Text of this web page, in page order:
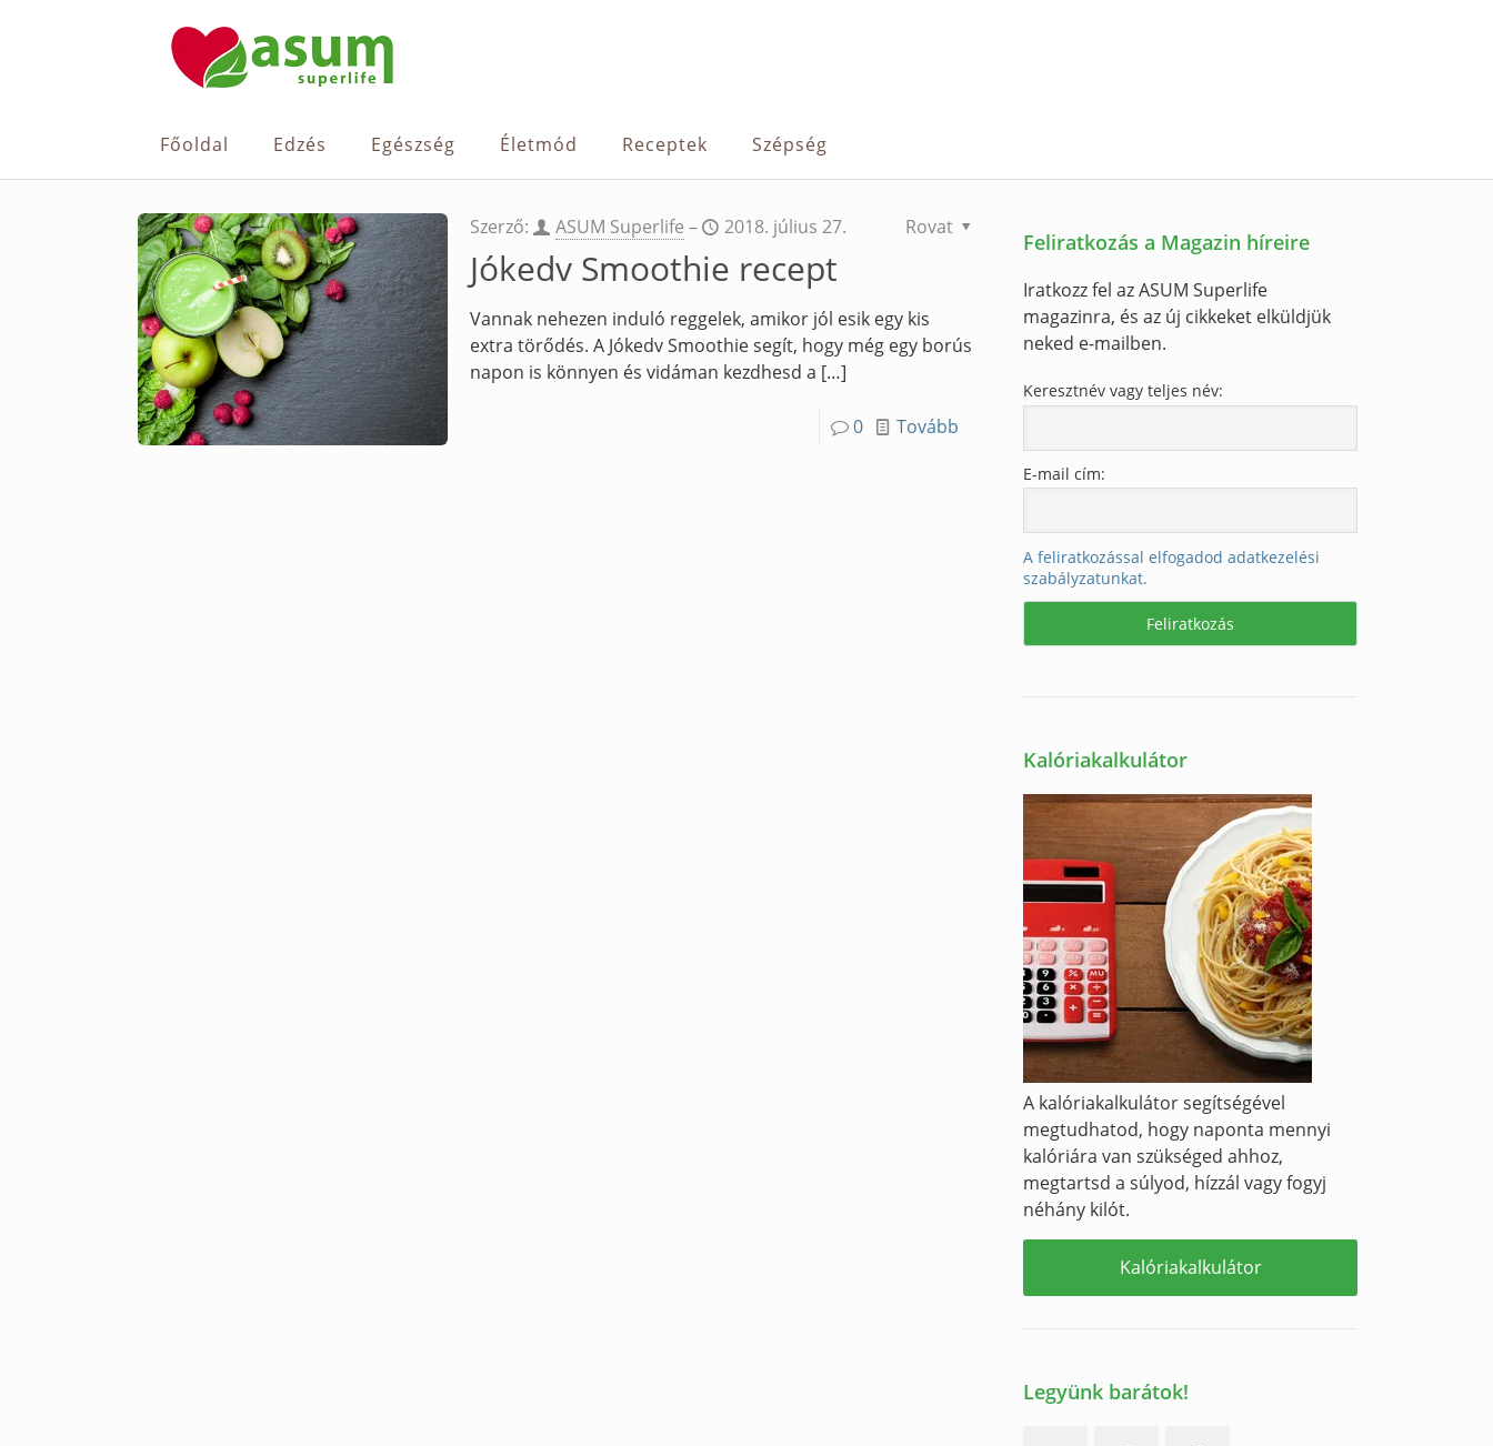
Főoldal Edzés Egészség Életmód Receptek Szépség
Szerző: ASUM Superlife – 2018. július 27. Rovat
Jókedv Smoothie recept
Vannak nehezen induló reggelek, amikor jól esik egy kis
extra törődés. A Jókedv Smoothie segít, hogy még egy borús
napon is könnyen és vidáman kezdhesd a […]
0 Tovább
Feliratkozás a Magazin híreire
Iratkozz fel az ASUM Superlife
magazinra, és az új cikkeket elküldjük
neked e-mailben.
Keresztnév vagy teljes név:
E-mail cím:
A feliratkozással elfogadod adatkezelési
szabályzatunkat.
Kalóriakalkulátor
A kalóriakalkulátor segítségével
megtudhatod, hogy naponta mennyi
kalóriára van szükséged ahhoz,
megtartsd a súlyod, hízzál vagy fogyj
néhány kilót.
Kalóriakalkulátor
Legyünk barátok!